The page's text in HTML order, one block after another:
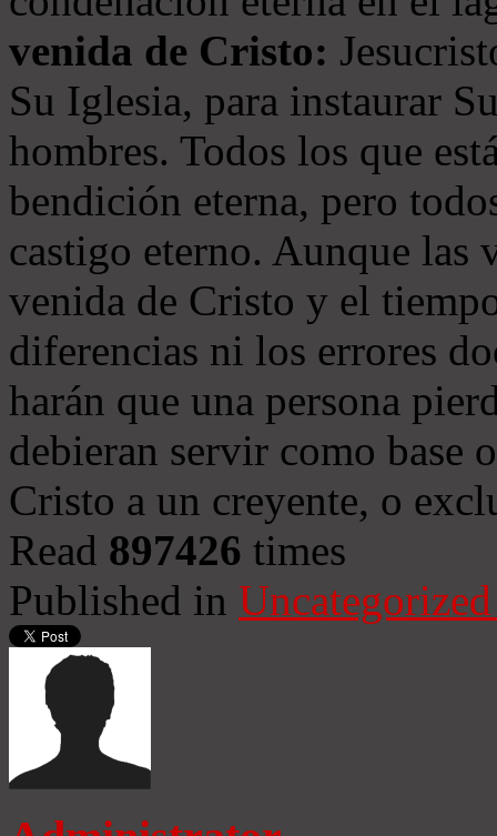
venida de Cristo:
Su Iglesia, para instaurar
hombres. Todos los que
bendición eterna, pero
castigo eterno. Aunque las
venida de Cristo y el
diferencias ni los errores
harán que una persona
debieran servir como base
Cristo a un creyente, o
Read 897426 times
Published in